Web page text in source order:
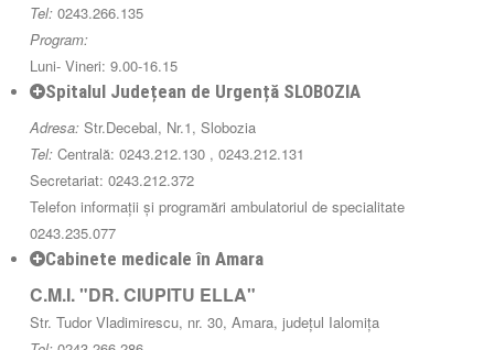
Tel: 0243.266.135
Program:
Luni- Vineri: 9.00-16.15
Spitalul Județean de Urgență SLOBOZIA
Adresa: Str.Decebal, Nr.1, Slobozia
Tel: Centrală: 0243.212.130 , 0243.212.131
Secretariat: 0243.212.372
Telefon informații și programări ambulatoriul de specialitate
0243.235.077
Cabinete medicale în Amara
C.M.I. "DR. CIUPITU ELLA"
Str. Tudor Vladimirescu, nr. 30, Amara, județul Ialomița